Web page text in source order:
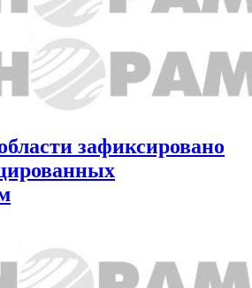
зафиксировано